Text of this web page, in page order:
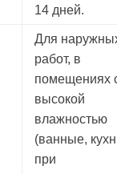
14 дней.
Для
работ, в
помещениях
высокой
влажностью
(ванные,
при